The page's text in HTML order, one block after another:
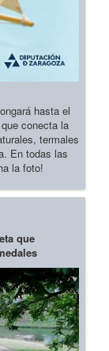
hasta el
conecta la
termales
En todas las
la foto!
que